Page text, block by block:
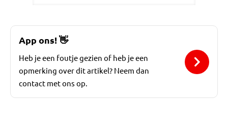
App ons!👋
Heb je een foutje gezien of heb je een
opmerking over dit artikel? Neem dan
contact met ons op.